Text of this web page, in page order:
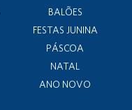
BALÕES
FESTAS JUNINA
PÁSCOA
NATAL
ANO NOVO